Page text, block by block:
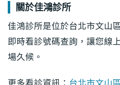
關於佳鴻診所
佳鴻診所是位於台北市文山
即時看診號碼查詢，讓您線
場久候。
更多看診資訊： 台北市文山